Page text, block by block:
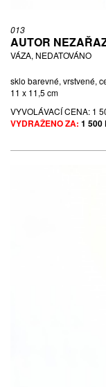
013
AUTOR
VÁZA, NEDATOVÁNO
sklo barevné, vrstvené,
11 x 11,5 cm
VYVOLÁVACÍ CENA: 1
VYDRAŽENO ZA: 1 500